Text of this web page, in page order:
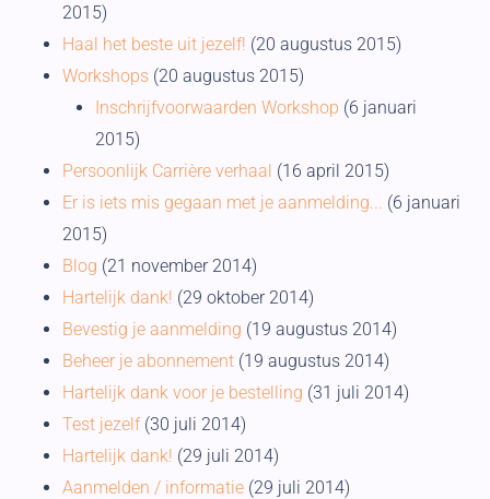
2015)
Haal het beste uit jezelf! (20 augustus 2015)
Workshops (20 augustus 2015)
Inschrijfvoorwaarden Workshop (6 januari
2015)
Persoonlijk Carrière verhaal (16 april 2015)
Er is iets mis gegaan met je aanmelding... (6 januari
2015)
Blog (21 november 2014)
Hartelijk dank! (29 oktober 2014)
Bevestig je aanmelding (19 augustus 2014)
Beheer je abonnement (19 augustus 2014)
Hartelijk dank voor je bestelling (31 juli 2014)
Test jezelf (30 juli 2014)
Hartelijk dank! (29 juli 2014)
Aanmelden / informatie (29 juli 2014)